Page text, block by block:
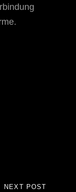
NEXT POST